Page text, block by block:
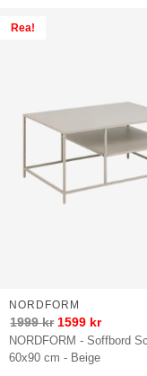
Rea!
NORDFORM - Soffbord
60x90 cm - Beige
NORDFORM
1999kr 1599 kr